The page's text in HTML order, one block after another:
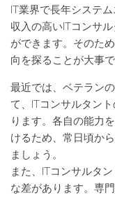
IT業界で長年システ
収入の高いITコンサ
ができます。そのた
向を探ることが大事で
最近では、ベテラン
て、ITコンサルタン
ります。各自の能力
けるため、常日頃か
ましょう。
また、ITコンサルタ
な差があります。専